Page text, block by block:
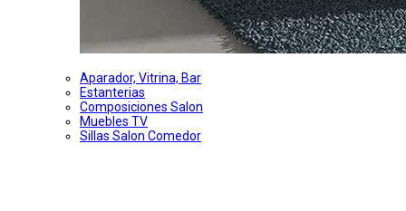
Aparador, Vitrina, Bar
Estanterias
Composiciones Salon
Muebles TV
Sillas Salon Comedor